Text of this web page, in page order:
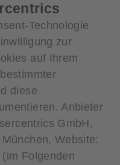
Technologie
zur
auf Ihrem
diese
Anbieter
GmbH,
Website:
(im Folgenden